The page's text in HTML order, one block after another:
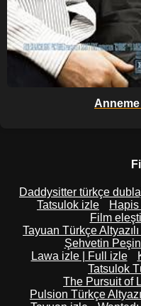
Daddysitter türkçe
Tatsulok izle
Hapis
Film
Tayuan Türkçe
Şehvetin
Lawa izle | Full izle
Tatsulok
The Pursuit of
Pulsion Türkçe